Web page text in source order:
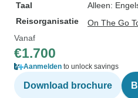
Taal
Alleen:
Reisorganisatie
On The Go
Vanaf
€1.700
Aanmelden to unlock savings
Download brochure